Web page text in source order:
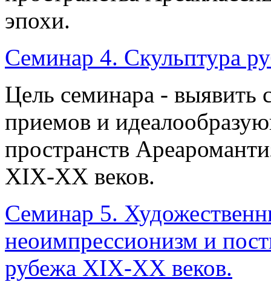
эпохи.
Семинар 4. Скульптура
Цель семинара - выявить
приемов и
пространств
XIX-XX веков.
Семинар 5.
неоимпрессионизм и
рубежа XIX-XX веков.